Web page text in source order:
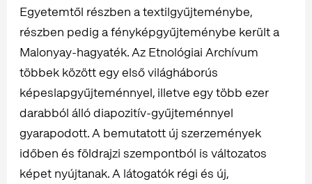
Egyetemtől részben a textilgyűjteménybe,
részben pedig a fényképgyűjteménybe került a
Malonyay-hagyaték. Az Etnológiai Archívum
többek között egy első világháborús
képeslapgyűjteménnyel, illetve egy több ezer
darabból álló diapozitív-gyűjteménnyel
gyarapodott. A bemutatott új szerzemények
időben és földrajzi szempontból is változatos
képet nyújtanak. A látogatók régi és új,